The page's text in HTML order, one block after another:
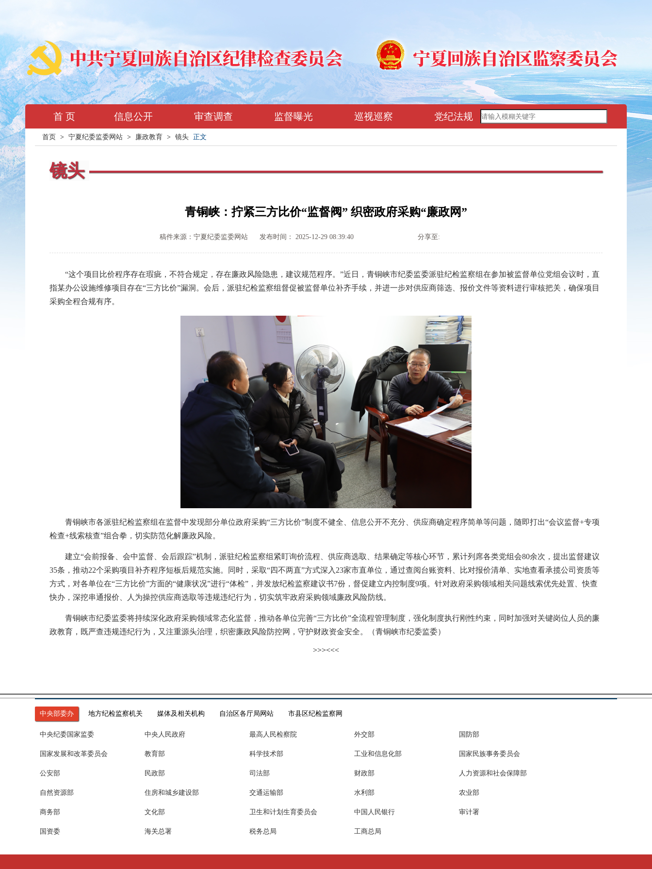
首 页 信息公开 审查调查 监督曝光 巡视巡察 党纪法规
首页 > 宁夏纪委监委网站 > 廉政教育 > 镜头 正文
镜头
青铜峡：拧紧三方比价“监督阀” 织密政府采购“廉政网”
稿件来源：宁夏纪委监委网站 发布时间： 2025-12-29 08:39:40 分享至:
“这个项目比价程序存在瑕疵，不符合规定，存在廉政风险隐患，建议规范程序。”近日，青铜峡市纪委监委派驻纪检监察组在参加被监督单位党组会议时，直
指某办公设施维修项目存在“三方比价”漏洞。会后，派驻纪检监察组督促被监督单位补齐手续，并进一步对供应商筛选、报价文件等资料进行审核把关，确保项目
采购全程合规有序。
青铜峡市各派驻纪检监察组在监督中发现部分单位政府采购“三方比价”制度不健全、信息公开不充分、供应商确定程序简单等问题，随即打出“会议监督+专项
检查+线索核查”组合拳，切实防范化解廉政风险。
建立“会前报备、会中监督、会后跟踪”机制，派驻纪检监察组紧盯询价流程、供应商选取、结果确定等核心环节，累计列席各类党组会80余次，提出监督建议
35条，推动22个采购项目补齐程序短板后规范实施。同时，采取“四不两直”方式深入23家市直单位，通过查阅台账资料、比对报价清单、实地查看承揽公司资质等
方式，对各单位在“三方比价”方面的“健康状况”进行“体检”，并发放纪检监察建议书7份，督促建立内控制度9项。针对政府采购领域相关问题线索优先处置、快查
快办，深挖串通报价、人为操控供应商选取等违规违纪行为，切实筑牢政府采购领域廉政风险防线。
青铜峡市纪委监委将持续深化政府采购领域常态化监督，推动各单位完善“三方比价”全流程管理制度，强化制度执行刚性约束，同时加强对关键岗位人员的廉
政教育，既严查违规违纪行为，又注重源头治理，织密廉政风险防控网，守护财政资金安全。（青铜峡市纪委监委）
>>><<<
中央部委办 地方纪检监察机关 媒体及相关机构 自治区各厅局网站 市县区纪检监察网
中央纪委国家监委 中央人民政府 最高人民检察院 外交部 国防部
国家发展和改革委员会 教育部 科学技术部 工业和信息化部 国家民族事务委员会
公安部 民政部 司法部 财政部 人力资源和社会保障部
自然资源部 住房和城乡建设部 交通运输部 水利部 农业部
商务部 文化部 卫生和计划生育委员会 中国人民银行 审计署
国资委 海关总署 税务总局 工商总局